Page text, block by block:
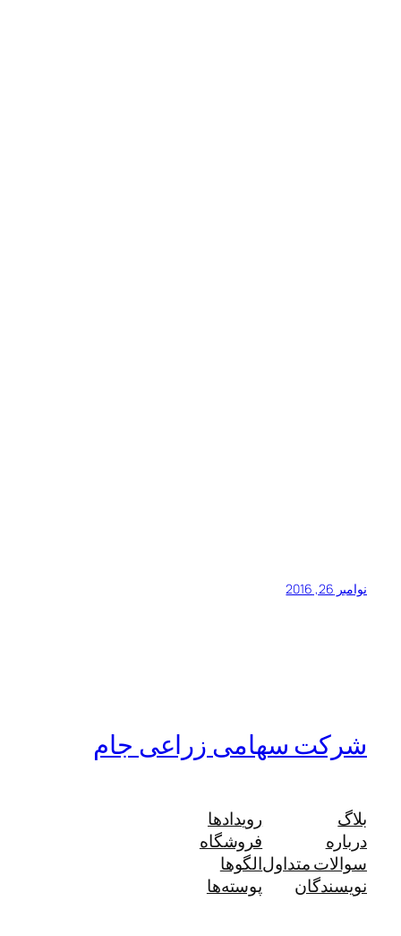
نوامبر 26, 2016
شرکت سهامی زراعی جام
بلاگ
درباره
سوالات متداول
نویسندگان
رویدادها
فروشگاه
الگوها
پوسته‌ها